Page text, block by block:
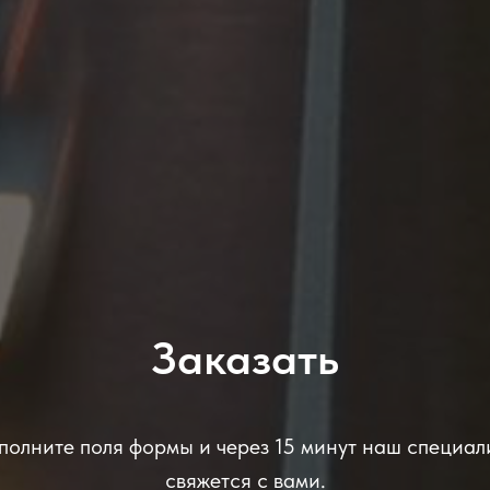
Заказать
поля формы и через 15 минут наш
свяжется с вами.